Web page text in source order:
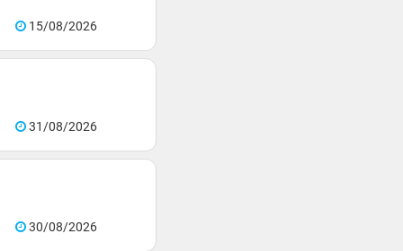
15/08/2026
31/08/2026
30/08/2026